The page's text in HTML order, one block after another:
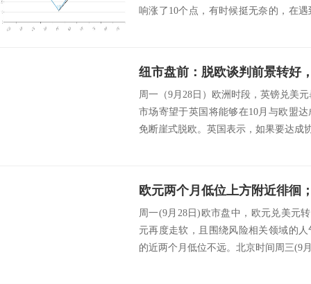
响涨了10个点，有时候挺无奈的，在
周一（9月28日）欧洲时段，英镑兑美
市场寄望于英国将能够在10月与欧盟
免断崖式脱欧。英国表示，如果要达成
周一(9月28日)欧市盘中，欧元兑美元
元再度走软，且围绕风险相关领域的
的近两个月低位不远。北京时间周三(9